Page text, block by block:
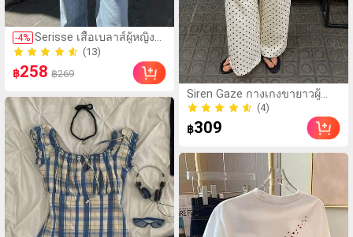
-4% Serisse เสื้อเบลาส์ผู้หญิง
ลายจุด กระดุมดีไซน์กบ
(13)
60+ ขายแล้ว
(13)
60+ ขายแล้ว
฿258 ฿269
Siren Gaze กางเกงขายาวผู้
หญิงทรงขาบานแบบพันเอว สี
พื้น สไตล์วินเทจ ทรงหลวมทิ้งตัว
ลำลอง สำหรับฤดูร้อน ผ้าลินิน
(4)
฿309